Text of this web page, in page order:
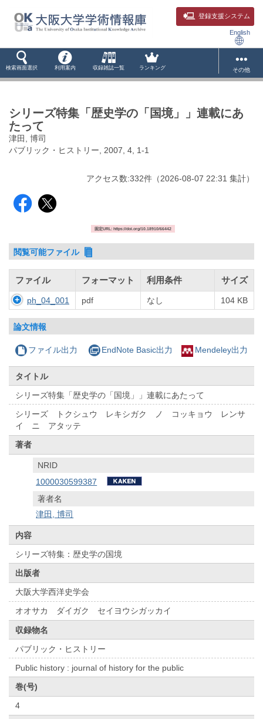
登録支援システム
English
検索画面選択 利用案内 収録雑誌一覧 ランキング その他
シリーズ特集「歴史学の「国境」」連載にあ
たって
津田, 博司
パブリック・ヒストリー, 2007, 4, 1-1
アクセス数:332件 （2026-08-07 22:31 集計）
固定URL: https://doi.org/10.18910/66442
閲覧可能ファイル
ファイル フォーマット 利用条件 サイズ
ph_04_001 pdf なし 104 KB
論文情報
ファイル出力 EndNote Basic出力 Mendeley出力
タイトル
シリーズ特集「歴史学の「国境」」連載にあたって
シリーズ トクシュウ レキシガク ノ コッキョウ レンサ
イ ニ アタッテ
著者
NRID
1000030599387
著者名
津田, 博司
内容
シリーズ特集：歴史学の国境
出版者
大阪大学西洋史学会
オオサカ ダイガク セイヨウシガッカイ
収録物名
パブリック・ヒストリー
Public history : journal of history for the public
巻(号)
4